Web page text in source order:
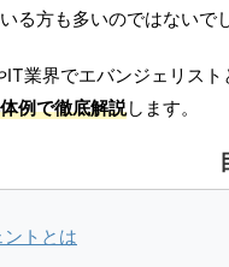
る方も多いのではないで
業界でエバンジェリス
例で徹底解説します。
ントとは